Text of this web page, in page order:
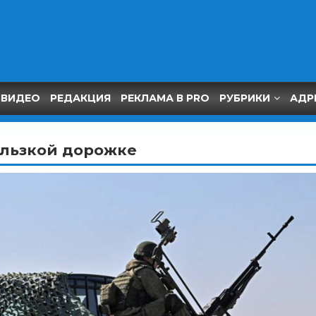
ВИДЕО РЕДАКЦИЯ РЕКЛАМА В PRO РУБРИКИ
дорожке